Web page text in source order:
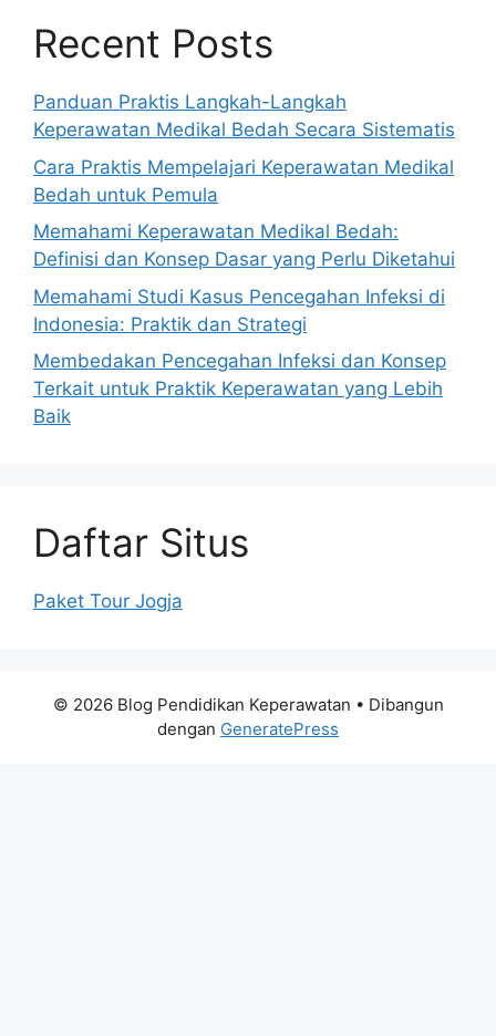
Recent Posts
Panduan Praktis Langkah-Langkah
Keperawatan Medikal Bedah Secara Sistematis
Cara Praktis Mempelajari Keperawatan Medikal
Bedah untuk Pemula
Memahami Keperawatan Medikal Bedah:
Definisi dan Konsep Dasar yang Perlu Diketahui
Memahami Studi Kasus Pencegahan Infeksi di
Indonesia: Praktik dan Strategi
Membedakan Pencegahan Infeksi dan Konsep
Terkait untuk Praktik Keperawatan yang Lebih
Baik
Daftar Situs
Paket Tour Jogja
© 2026 Blog Pendidikan Keperawatan • Dibangun
dengan GeneratePress